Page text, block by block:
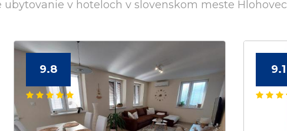
ubytovanie v hoteloch v slovenskom meste Hlohovec
9.8 9.1